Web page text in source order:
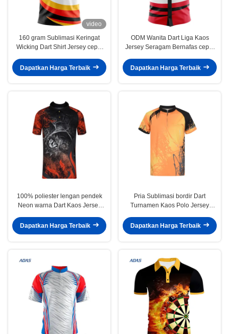
video
160 gram Sublimasi Keringat
Wicking Dart Shirt Jersey cepat
dipersonalisasi
Dapatkan Harga Terbaik
ODM Wanita Dart Liga Kaos
Jersey Seragam Bernafas cepat
Dapatkan Harga Terbaik
100% poliester lengan pendek
Neon warna Dart Kaos Jersey
Dapatkan Harga Terbaik
Pria Sublimasi bordir Dart
Turnamen Kaos Polo Jersey
Dapatkan Harga Terbaik